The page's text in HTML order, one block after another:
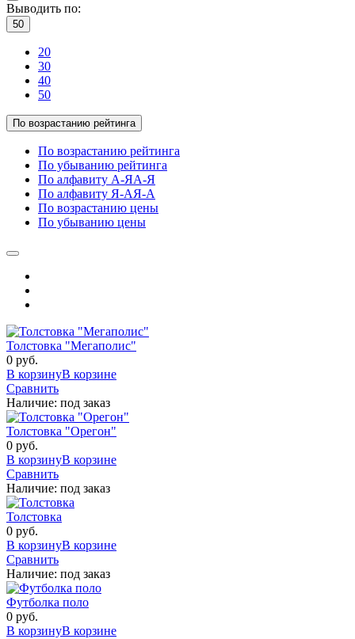
Выводить по:
50
20
30
40
50
По возрастанию рейтинга
По возрастанию рейтинга
По убыванию рейтинга
По алфавиту А-ЯА-Я
По алфавиту Я-АЯ-А
По возрастанию цены
По убыванию цены
Толстовка "Мегаполис"
0 руб.
В корзинуВ корзине
Сравнить
Наличие: под заказ
Толстовка "Орегон"
0 руб.
В корзинуВ корзине
Сравнить
Наличие: под заказ
Толстовка
0 руб.
В корзинуВ корзине
Сравнить
Наличие: под заказ
Футболка поло
0 руб.
В корзинуВ корзине